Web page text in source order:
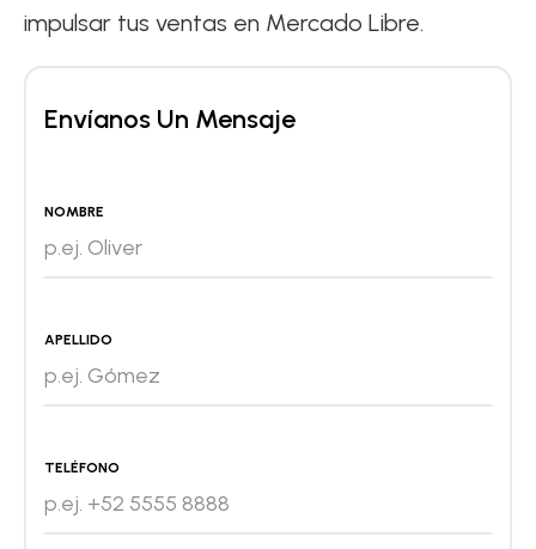
impulsar tus ventas en Mercado Libre.
Envíanos Un Mensaje
NOMBRE
APELLIDO
TELÉFONO